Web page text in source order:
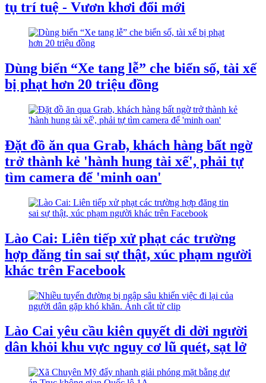
tụ trí tuệ - Vươn khơi đổi mới
Dùng biển “Xe tang lễ” che biển số, tài xế
bị phạt hơn 20 triệu đồng
Đặt đồ ăn qua Grab, khách hàng bất ngờ
trở thành kẻ 'hành hung tài xế', phải tự
tìm camera để 'minh oan'
Lào Cai: Liên tiếp xử phạt các trường
hợp đăng tin sai sự thật, xúc phạm người
khác trên Facebook
Lào Cai yêu cầu kiên quyết di dời người
dân khỏi khu vực nguy cơ lũ quét, sạt lở